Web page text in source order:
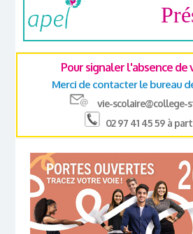
Pour signaler l'absence
Merci de contacter le bureau
vie-scolaire@college-
02 97 41 45 59 à